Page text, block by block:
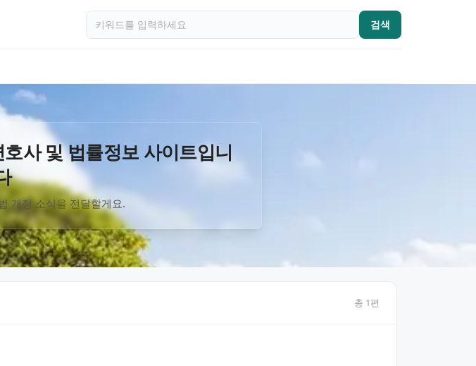
검색
사 및 법률정보 사이트입니
개정 소식을 전달할게요.
총 1편